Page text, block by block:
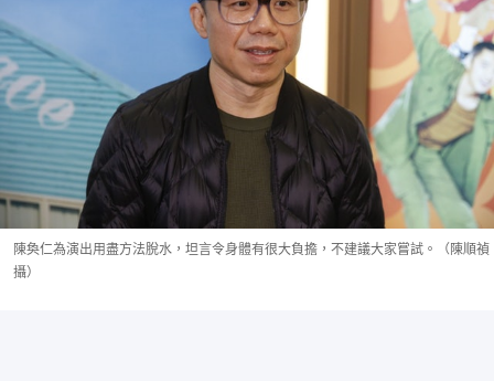
陳奐仁為演出用盡方法脫水，坦言令身體有很大負擔，不建議大家嘗試。（陳順禎
攝）